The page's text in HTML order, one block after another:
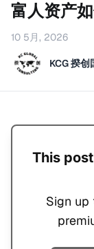
富人资产
10 5月, 2026
KCG 揆创
This
Sign